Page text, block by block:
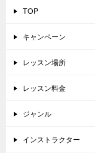
TOP
キャンペーン
レッスン場所
レッスン料金
ジャンル
インストラクター